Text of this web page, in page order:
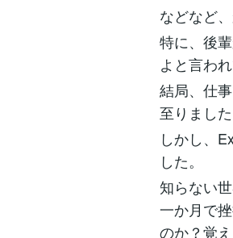
などなど
特に、後
よと言わ
結局、仕
至りまし
しかし、
した。
知らない
一か月で
のか？覚